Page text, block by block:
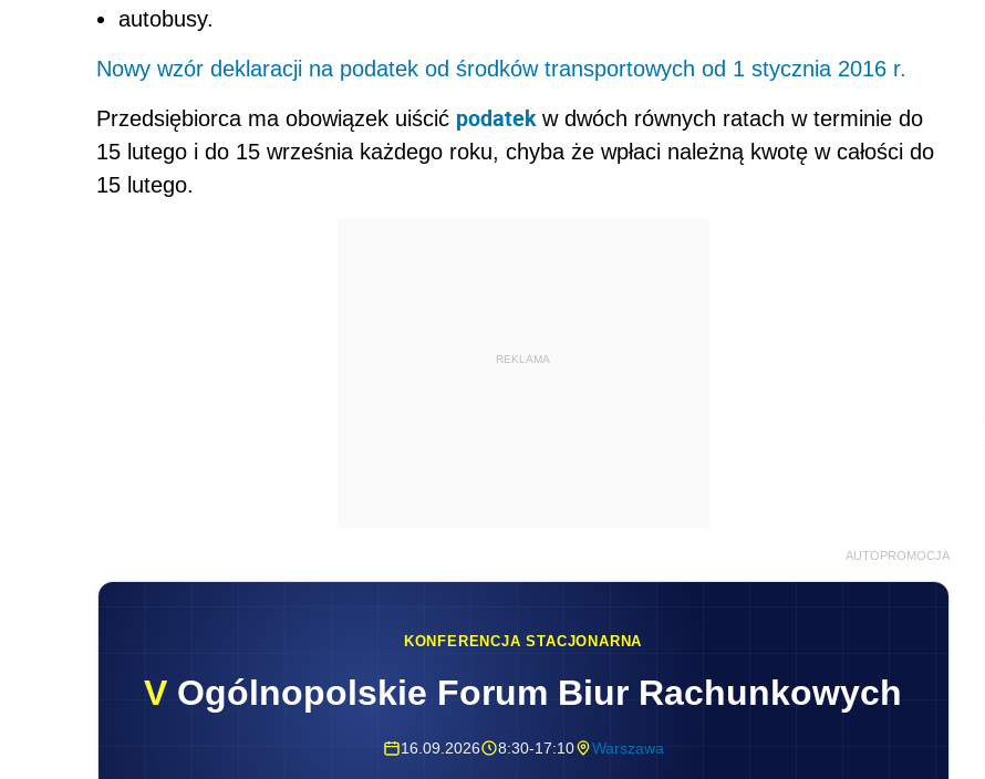
autobusy.
Nowy wzór deklaracji na podatek od środków transportowych od 1 stycznia 2016 r.
Przedsiębiorca ma obowiązek uiścić podatekw dwóch równych ratach w terminie do
15 lutego i do 15 września każdego roku, chyba że wpłaci należną kwotę w całości do
15 lutego.
REKLAMA
AUTOPROMOCJA
KONFERENCJA STACJONARNA
V Ogólnopolskie Forum Biur Rachunkowych
16.09.2026 8:30-17:10 Warszawa